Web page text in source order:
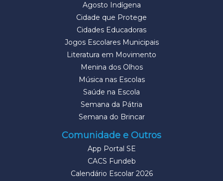
Agosto Indígena
Cidade que Protege
Cidades Educadoras
Jogos Escolares Municipais
Literatura em Movimento
Menina dos Olhos
Música nas Escolas
Saúde na Escola
Semana da Pátria
Semana do Brincar
Comunidade e Outros
App Portal SE
CACS Fundeb
Calendário Escolar 2026